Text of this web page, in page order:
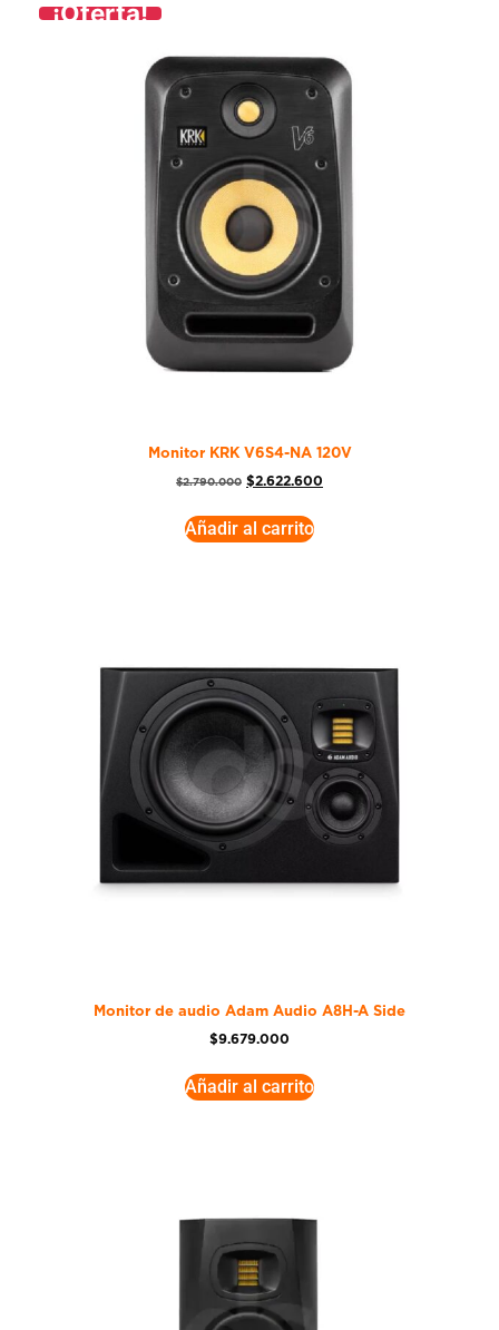
¡Oferta!
Monitor KRK V6S4-NA 120V
$2.790.000 $2.622.600
Añadir al carrito
Monitor de audio Adam Audio A8H-A Side
$9.679.000
Añadir al carrito